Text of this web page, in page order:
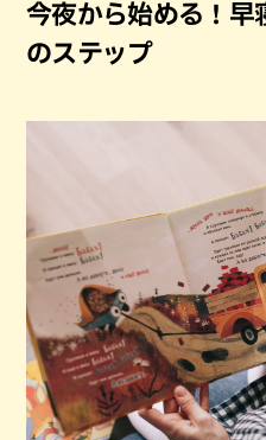
今夜から始める！早
のステップ